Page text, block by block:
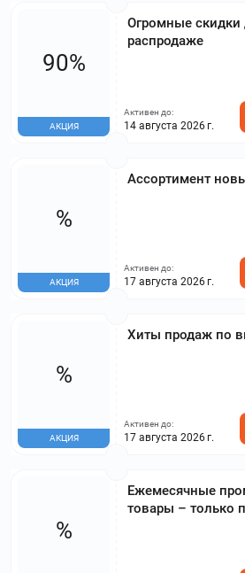
Огромные скидки
распродаже
90%
АКЦИЯ
Активен до:
14 августа 2026 г.
Ассортимент
%
АКЦИЯ
Активен до:
17 августа 2026 г.
Хиты продаж по
%
АКЦИЯ
Активен до:
17 августа 2026 г.
Ежемесячные
товары – только
%